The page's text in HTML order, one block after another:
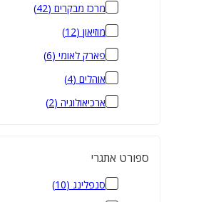
מרכז מבקרים (
42
)
מוזיאון (
12
)
פארק לאומי (
6
)
אוהלים (
4
)
ארכיאולוגיה (
2
)
ספורט אתגרי
סנפלינג (
10
)